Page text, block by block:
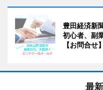
豊田経済新
初心者、副
【お問合
最